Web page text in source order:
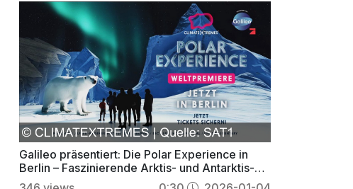
Galileo präsentiert: Die Polar Experience in
Berlin – Faszinierende Arktis- und Antarktis-
Abenteuer erleben